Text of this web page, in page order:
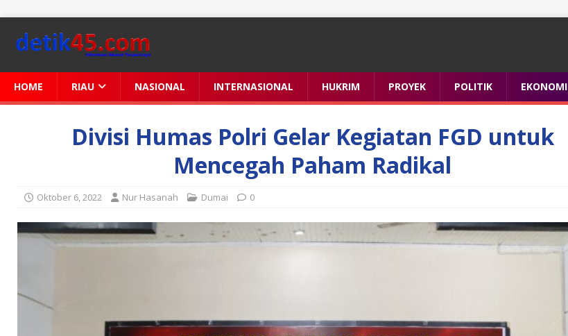
HOME RIAU NASIONAL INTERNASIONAL HUKRIM PROYEK POLITIK EKONOMI
Divisi Humas Polri Gelar Kegiatan FGD untuk
Mencegah Paham Radikal
Oktober 6, 2022 Nur Hasanah Dumai 0